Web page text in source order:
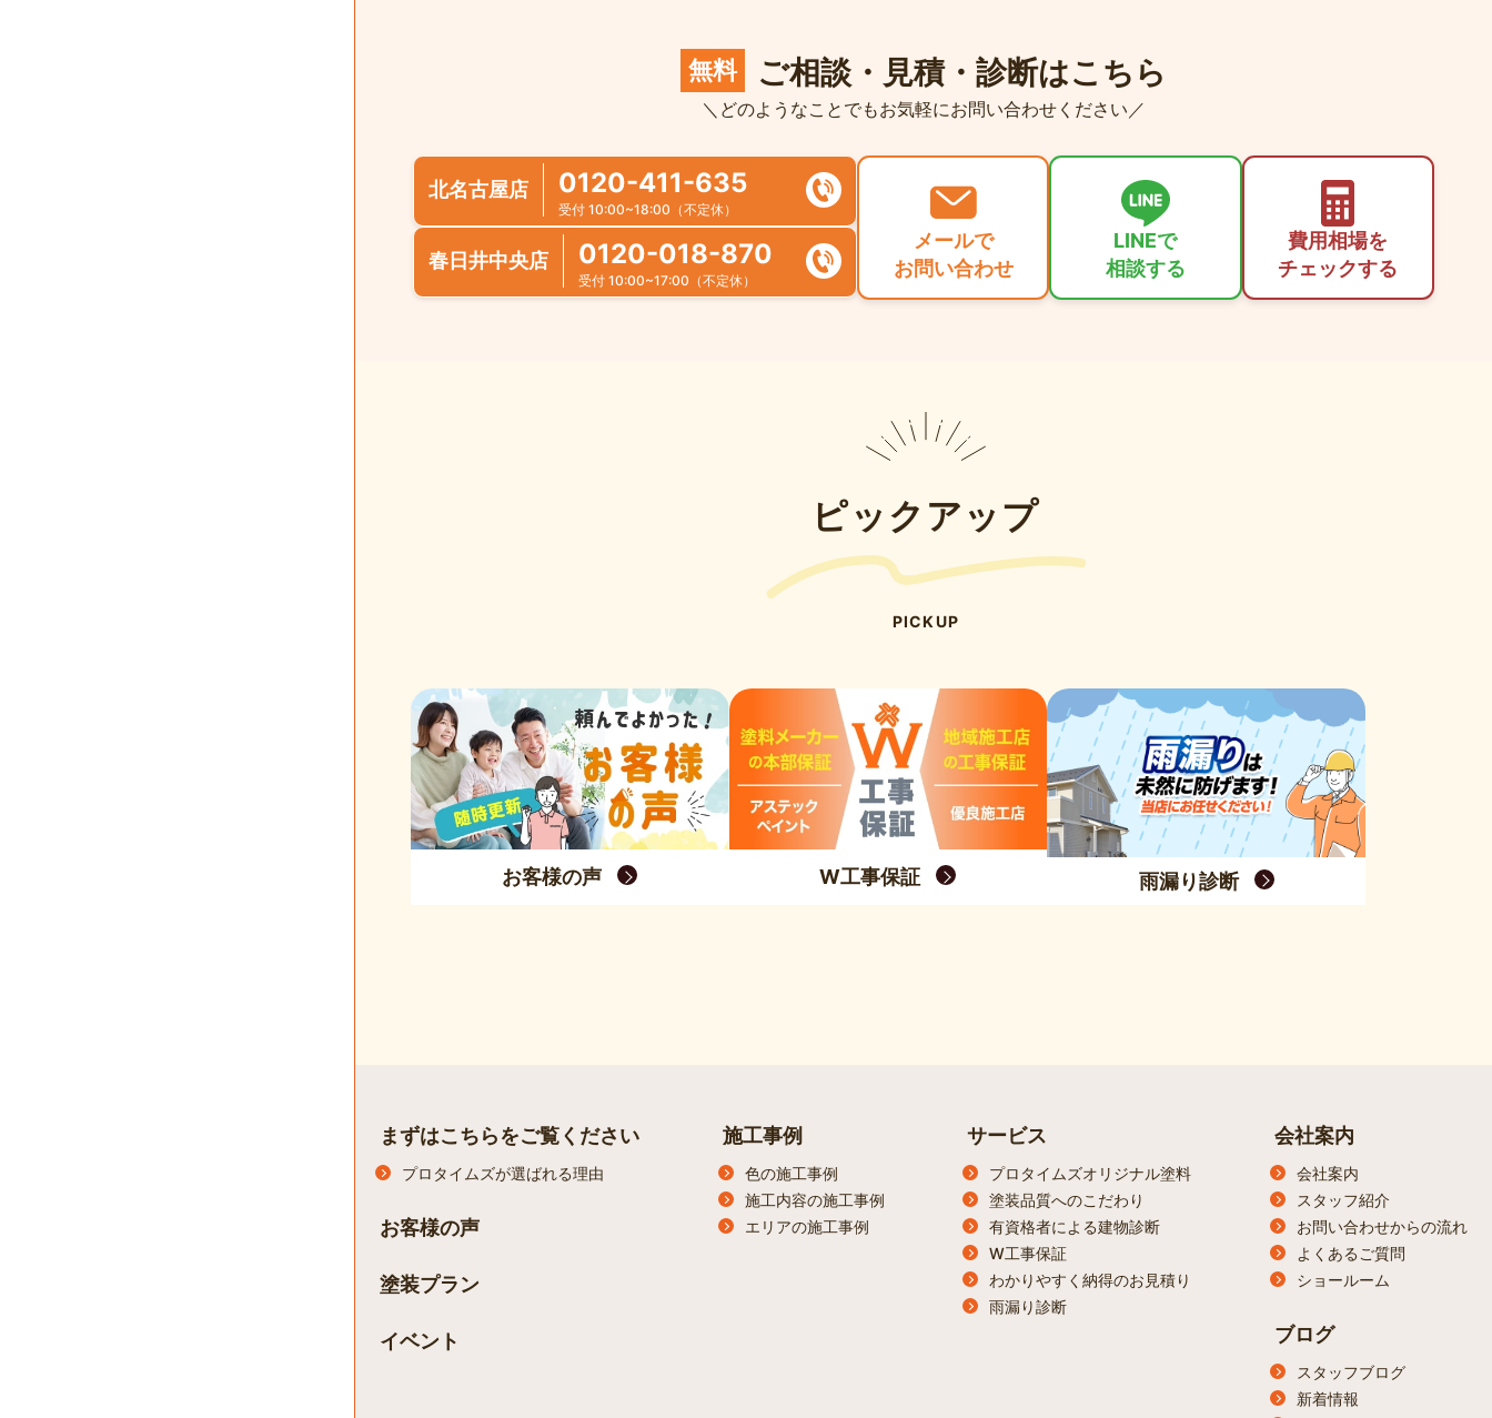
無料 ご相談・見積・診断はこちら
＼どのようなことでもお気軽にお問い合わせください／
北名古屋店 0120-411-635
受付 10:00~18:00（不定休）
春日井中央店 0120-018-870
受付 10:00~17:00（不定休）
メールで
お問い合わせ
LINEで
相談する
費用相場を
チェックする
ピックアップ
PICKUP
お客様の声 W工事保証 雨漏り診断
まずはこちらをご覧ください
プロタイムズが選ばれる理由
お客様の声
塗装プラン
イベント
施工事例
色の施工事例
施工内容の施工事例
エリアの施工事例
サービス
プロタイムズオリジナル塗料
塗装品質へのこだわり
有資格者による建物診断
W工事保証
わかりやすく納得のお見積り
雨漏り診断
会社案内
会社案内
スタッフ紹介
お問い合わせからの流れ
よくあるご質問
ショールーム
ブログ
スタッフブログ
新着情報